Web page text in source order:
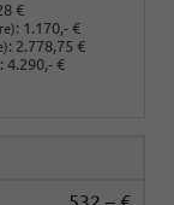
€
: 1.170,- €
: 2.778,75 €
: 4.290,- €